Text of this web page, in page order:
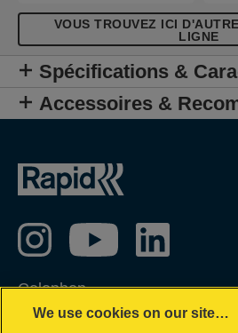
VOUS TROUVEZ ICI
LIGNE
Spécifications &
Accessoires &
Colophon
Privacy policy
We use cookies on our site…